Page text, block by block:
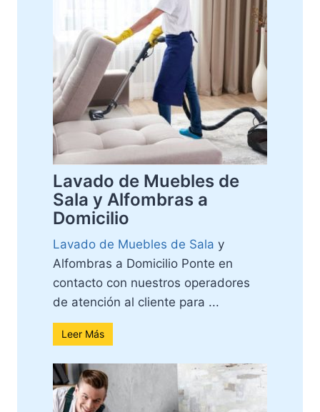
Lavado de Muebles de
Sala y Alfombras a
Domicilio
Lavado de Muebles de Sala y
Alfombras a Domicilio Ponte en
contacto con nuestros operadores
de atención al cliente para ...
Leer Más